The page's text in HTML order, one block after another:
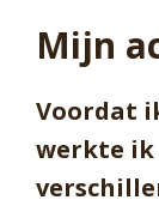
Mijn
Voordat
werkte ik